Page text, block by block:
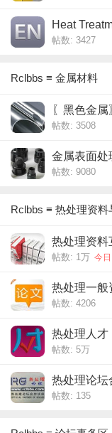
Heat
帖数: 3427
Rclbbs ≡ 金属材料
〖黑色金属
帖数: 3508
金属表面处
帖数: 9080
Rclbbs ≡ 热处理资料
热处理资料
帖数: 1万 今
热处理一般
帖数: 4206
热处理人才
帖数: 5万
热处理论坛
伴
帖数: 135